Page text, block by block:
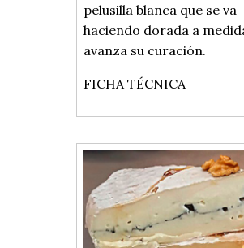
pelusilla blanca que se va
haciendo dorada a
avanza su curación.
FICHA TÉCNICA